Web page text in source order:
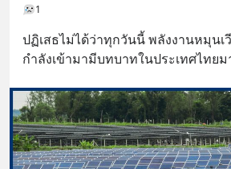
1
ปฏิเสธไม่ได้ว่าทุกวันนี้ พลังงานหมุนเ
กำลังเข้ามามีบทบาทในประเทศไทย